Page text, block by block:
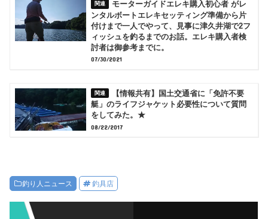
モーターガイドエレキ購入初心者 がレ
ンタルボートエレキセッティング準備から片
付けまで一人でやって、見事に津久井湖で2フ
ィッシュを釣るまでのお話。エレキ購入者検
討者は御参考までに。
07/30/2021
【情報共有】国土交通省に「免許不要
艇」のライフジャケット必要性について質問
をしてみた。★
08/22/2017
釣り人ニュース 釣具店